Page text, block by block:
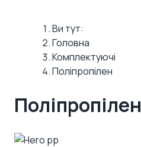
Ви тут:
Головна
Комплектуючі
Поліпропілен
Поліпропілен